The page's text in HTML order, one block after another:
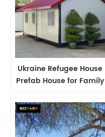
Ukraine Refugee House
Prefab House for Family
Tapak Pembinaan
Tapak Buruh